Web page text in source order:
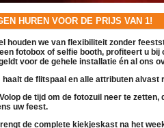
HUREN VOOR DE PRIJS VAN 1!
houden we van flexibiliteit zonder
fotobox of selfie booth, profiteert u bij
voor de gehele installatie én al ons
haalt de flitspaal en alle attributen alvast
Volop de tijd om de fotozuil neer te zetten,
uw feest.
de complete kiekjeskast na het